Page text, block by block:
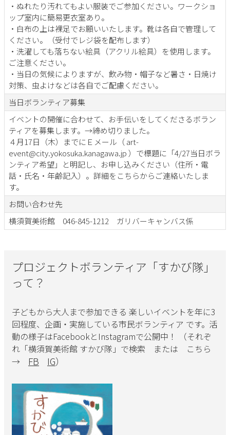
・ぬれたり汚れてもよい服装でご参加ください。ワークショ
ップ室内に簡易更衣室あり。
・白布の上は裸足でお願いいたします。靴は各自で管理して
ください。（受付でレジ袋を配布します）
・洗濯しても落ちない絵具（アクリル絵具）を使用します。
ご注意ください。
・当日の気候によりますが、飲み物・帽子など暑さ・日焼け
対策、虫よけなどは各自でご配慮ください。
当日ボランティア募集
イベントの開催に合わせて、お手伝いをしてくださるボラン
ティアを募集します。→締め切りました。
４月17日（木）までにＥメール（ art-
event@city.yokosuka.kanagawa.jp ）で標題に「4/27当日ボラ
ンティア希望」と明記し、お申し込みください（住所・電
話・氏名・年齢記入）。詳細をこちらからご連絡いたしま
す。
お問い合わせ先
横須賀美術館 046-845-1212 ガリバーキャンバス係
プロジェクトボランティア「すかび隊」
って？
子どもから大人まで参加できる 楽しいイベントを年に3
回程度、企画・実施している市民ボランティア です。活
動の様子はFacebookとInstagramで公開中！ （それぞ
れ「横須賀美術館 すかび隊」で検索 または こちら
→ FB IG）